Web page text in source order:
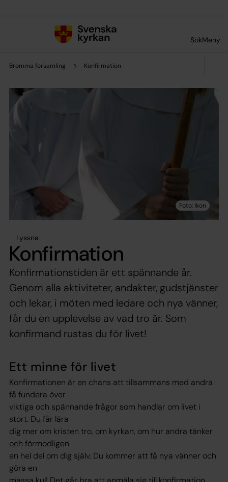
SökMeny
Bromma församling Konfirmation
Lyssna
Konfirmation
Konfirmationstiden är ett spännande år.
Genom alla aktiviteter, andakter, gudstjänster
och lekar, i möten med ledare och nya vänner,
får du en upplevelse av vad tro är. Som
konfirmand rustas du för livet!
Ett minne för livet
Konfirmationen är en chans att tillsammans med andra
få fundera över
viktiga och spännande frågor som handlar om livet i
stort. Du får lära
dig mer om kristen tro, om kyrkan, om hur andra tänker
och förmodligen
en hel del om dig själv. Du kommer att få nya vänner och
göra en